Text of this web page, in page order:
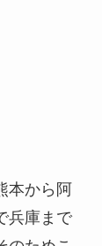
本から阿
兵庫まで